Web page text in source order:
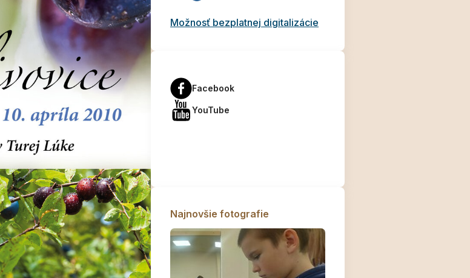
Možnosť bezplatnej digitalizácie
Facebook
YouTube
Najnovšie fotografie